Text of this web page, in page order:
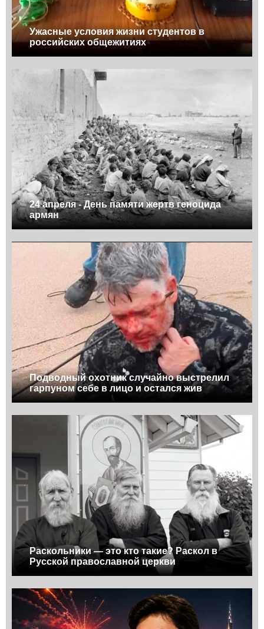
Ужасные условия жизни студентов в
российских общежитиях
24 апреля - День памяти жертв геноцида
армян
Подводный охотник случайно выстрелил
гарпуном себе в лицо и остался жив
Раскольники — это кто такие? Раскол в
Русской православной церкви